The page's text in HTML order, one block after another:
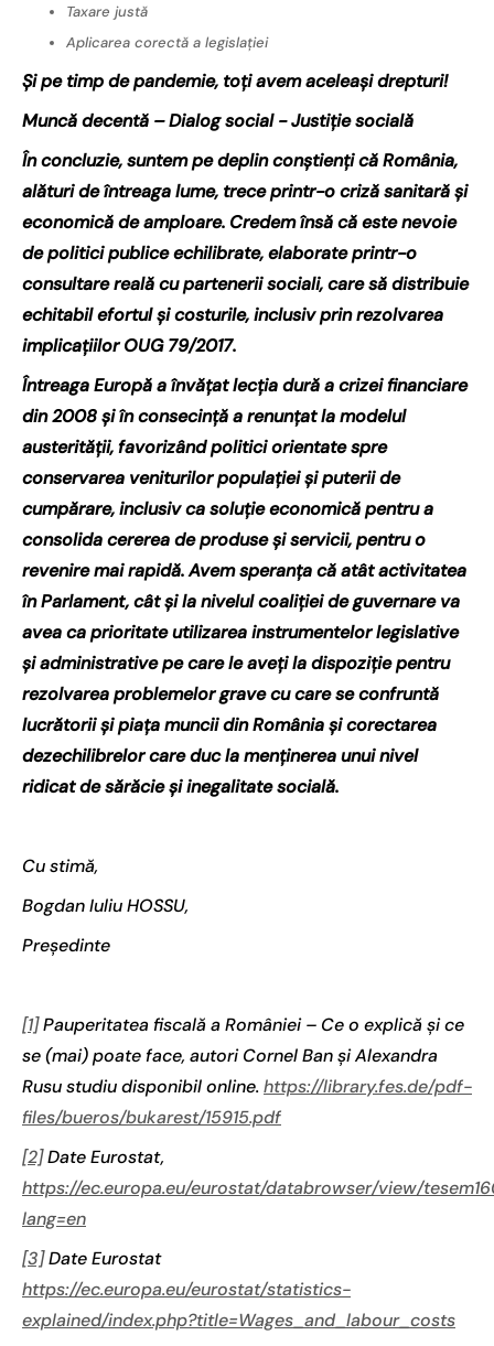
Taxare justă
Aplicarea corectă a legislației
Și pe timp de pandemie, toți avem aceleași drepturi!
Muncă decentă – Dialog social - Justiție socială
În concluzie, suntem pe deplin conștienți că România,
alături de întreaga lume, trece printr-o criză sanitară și
economică de amploare. Credem însă că este nevoie
de politici publice echilibrate, elaborate printr-o
consultare reală cu partenerii sociali, care să distribuie
echitabil efortul și costurile, inclusiv prin rezolvarea
implicațiilor OUG 79/2017.
Întreaga Europă a învățat lecția dură a crizei financiare
din 2008 și în consecință a renunțat la modelul
austerității, favorizând politici orientate spre
conservarea veniturilor populației și puterii de
cumpărare, inclusiv ca soluție economică pentru a
consolida cererea de produse și servicii, pentru o
revenire mai rapidă. Avem speranța că atât activitatea
în Parlament, cât și la nivelul coaliției de guvernare va
avea ca prioritate utilizarea instrumentelor legislative
și administrative pe care le aveți la dispoziție pentru
rezolvarea problemelor grave cu care se confruntă
lucrătorii și piața muncii din România și corectarea
dezechilibrelor care duc la menținerea unui nivel
ridicat de sărăcie și inegalitate socială.
Cu stimă,
Bogdan Iuliu HOSSU,
Președinte
[1]Pauperitatea fiscală a României – Ce o explică și ce
se (mai) poate face, autori Cornel Ban și Alexandra
Rusu studiu disponibil online.https://library.fes.de/pdf-
files/bueros/bukarest/15915.pdf
[2]Date Eurostat,
https://ec.europa.eu/eurostat/databrowser/view/
lang=en
[3]Date Eurostat
https://ec.europa.eu/eurostat/statistics-
explained/index.php?title=Wages_and_labour_costs